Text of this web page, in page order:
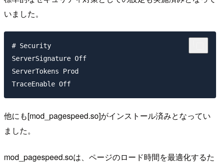
いました。
# Security
ServerSignature Off
ServerTokens Prod
他にも[mod_pagespeed.so]がインストール済みとなってい
ました。
mod_pagespeed.soは、ページのロード時間を最適化するた